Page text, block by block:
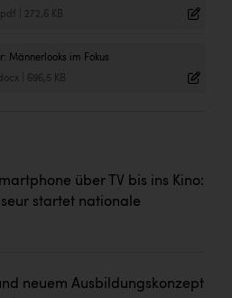
.pdf 272,6 KB
Männerlooks im Fokus
| 696,5 KB
über TV bis ins Kino:
startet nationale
neuem Ausbildungskonzept